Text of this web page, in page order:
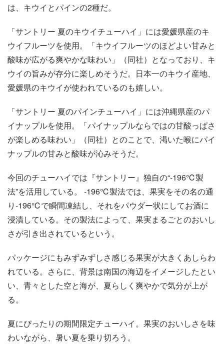
は、キウイとパインの2種だ。
「サントリー 夏のキウイチューハイ」には愛媛県産のキ
ウイフルーツを使用。「キウイフルーツのほどよい甘みと
酸味が広がる爽やかな味わい」（同社）となっており、キ
ウイの旨みが存分に楽しめそうだ。日本一のキウイ産地、
愛媛県のキウイが使われているのも嬉しい。
「サントリー 夏のパインチューハイ」には沖縄県産のパ
イナップルを使用。「パイナップルならではの甘酸っぱさ
が楽しめる味わい」（同社）とのことで、渇いた喉にパイ
ナップルの甘みと酸味が沁みそうだ。
今回のチューハイでは『サントリー』独自の“-196℃製
法”を活用している。 -196℃製法では、果実をその名の通
り-196℃で瞬間凍結し、それをパウダー状にしてお酒に
浸漬している。その製法によって、果実まるごとのおいし
さが引き出されているという。
パッケージにもみずみずしさ感じる果実が大きくあしらわ
れている。さらに、背景は南国の海辺をイメージしたとい
い、青々とした空と海が、夏らしく爽やかで気分が上が
る。
夏にぴったりの期間限定チューハイ。果実のおいしさを味
わいながら、暑い夏を乗り切ろう。